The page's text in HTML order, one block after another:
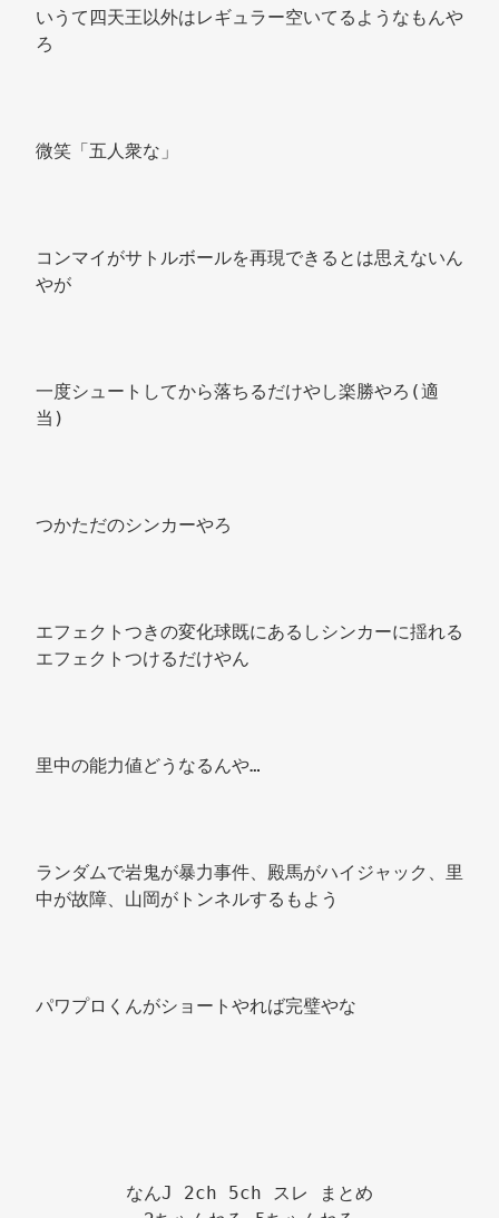
いうて四天王以外はレギュラー空いてるようなもんや
ろ
微笑「五人衆な」
コンマイがサトルボールを再現できるとは思えないん
やが
一度シュートしてから落ちるだけやし楽勝やろ(適
当)
つかただのシンカーやろ
エフェクトつきの変化球既にあるしシンカーに揺れる
エフェクトつけるだけやん
里中の能力値どうなるんや…
ランダムで岩鬼が暴力事件、殿馬がハイジャック、里
中が故障、山岡がトンネルするもよう
パワプロくんがショートやれば完璧やな
なんJ 2ch 5ch スレ まとめ